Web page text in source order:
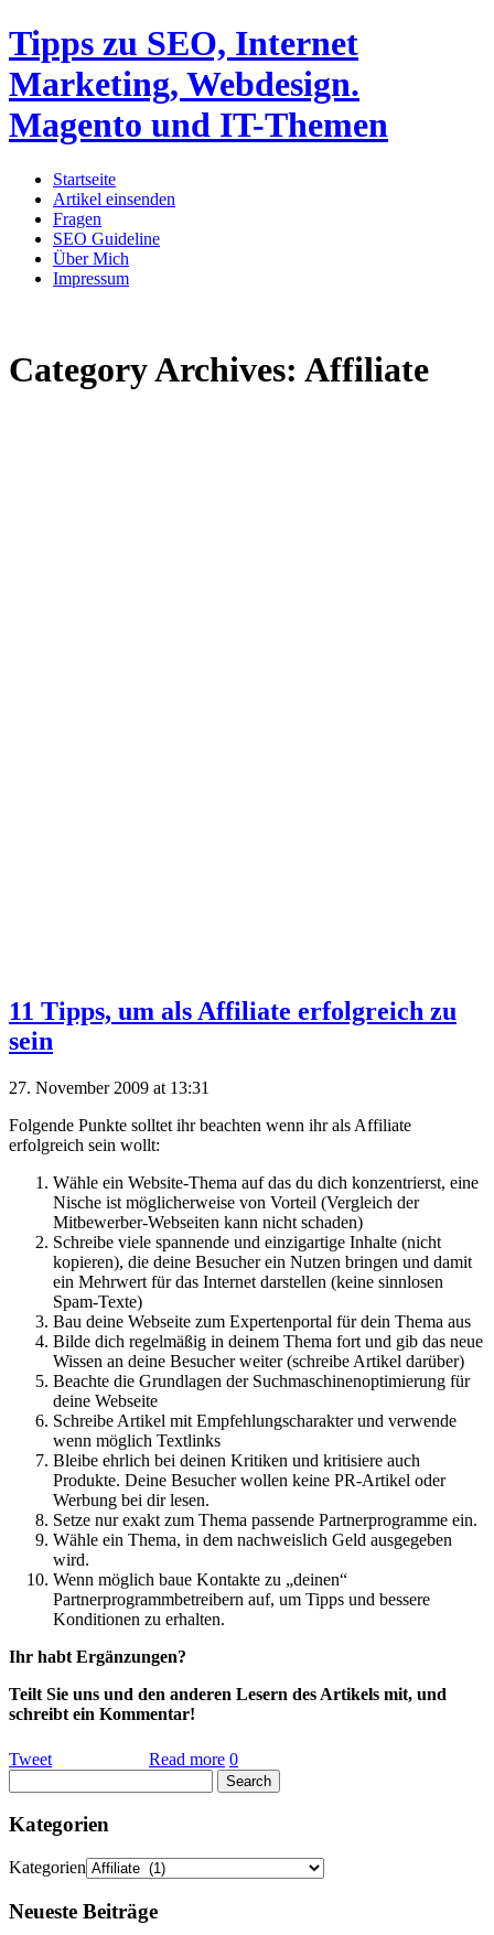
Tipps zu SEO, Internet
Marketing, Webdesign.
Magento und IT-Themen
Startseite
Artikel einsenden
Fragen
SEO Guideline
Über Mich
Impressum
Category Archives: Affiliate
11 Tipps, um als Affiliate erfolgreich zu
sein
27. November 2009 at 13:31
Folgende Punkte solltet ihr beachten wenn ihr als Affiliate
erfolgreich sein wollt:
Wähle ein Website-Thema auf das du dich konzentrierst, eine
Nische ist möglicherweise von Vorteil (Vergleich der
Mitbewerber-Webseiten kann nicht schaden)
Schreibe viele spannende und einzigartige Inhalte (nicht
kopieren), die deine Besucher ein Nutzen bringen und damit
ein Mehrwert für das Internet darstellen (keine sinnlosen
Spam-Texte)
Bau deine Webseite zum Expertenportal für dein Thema aus
Bilde dich regelmäßig in deinem Thema fort und gib das neue
Wissen an deine Besucher weiter (schreibe Artikel darüber)
Beachte die Grundlagen der Suchmaschinenoptimierung für
deine Webseite
Schreibe Artikel mit Empfehlungscharakter und verwende
wenn möglich Textlinks
Bleibe ehrlich bei deinen Kritiken und kritisiere auch
Produkte. Deine Besucher wollen keine PR-Artikel oder
Werbung bei dir lesen.
Setze nur exakt zum Thema passende Partnerprogramme ein.
Wähle ein Thema, in dem nachweislich Geld ausgegeben
wird.
Wenn möglich baue Kontakte zu „deinen“
Partnerprogrammbetreibern auf, um Tipps und bessere
Konditionen zu erhalten.
Ihr habt Ergänzungen?
Teilt Sie uns und den anderen Lesern des Artikels mit, und
schreibt ein Kommentar!
Tweet Read more 0
Kategorien
Kategorien
Neueste Beiträge